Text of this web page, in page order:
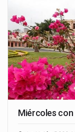
Miércoles